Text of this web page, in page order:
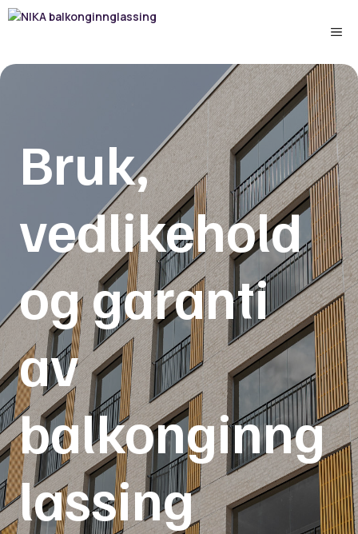
Hopp
Bruk,
vedlikehold
og garanti
av
balkonginng
lassing